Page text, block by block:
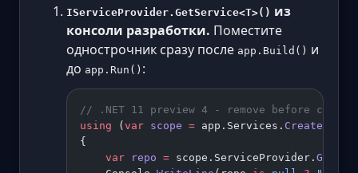
IServiceProvider.GetService<T>() из
консоли разработки. Поместите
однострочник сразу после app.Build() и
до app.Run() :
// .NET 11 preview 4 - remove before commit
using (var scope = app.Services. CreateScope
{
    var
repo = scope.ServiceProvider.